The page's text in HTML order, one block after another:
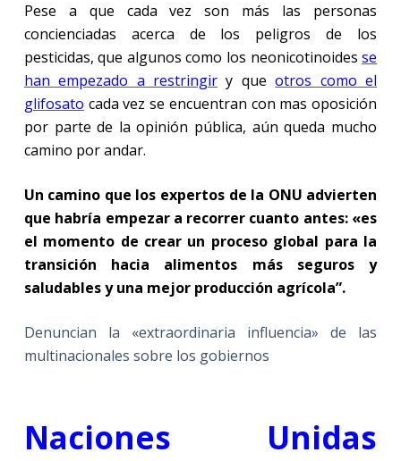
Pese a que cada vez son más las personas
concienciadas acerca de los peligros de los
pesticidas, que algunos como los neonicotinoidesse
han empezado a restringir y queotros como el
glifosato cada vez se encuentran con mas oposición
por parte de la opinión pública, aún queda mucho
camino por andar.
Un camino que los expertos de la ONU advierten
que habría empezar a recorrer cuanto antes: «es
el momento de crear un proceso global para la
transición hacia alimentos más seguros y
saludables y una mejor producción agrícola”.
Denuncian la «extraordinaria influencia» de las
multinacionales sobre los gobiernos
Naciones Unidas